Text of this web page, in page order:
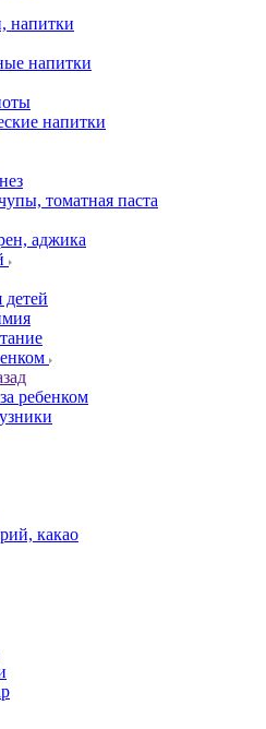
напитки
напитки
напитки
томатная паста
аджика
ребенком
какао